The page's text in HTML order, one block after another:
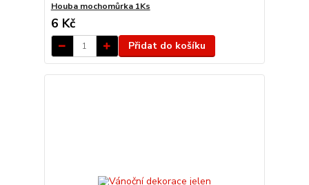
Houba mochomůrka 1Ks
6 Kč
Přidat do košíku